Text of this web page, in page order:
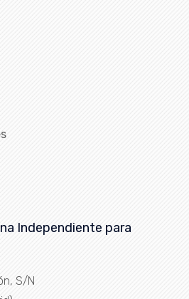
Independiente para
S/N